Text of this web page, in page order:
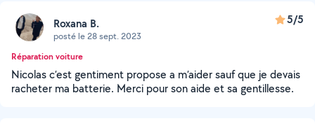
Roxana B.
posté le 28 sept. 2023
5/5
Réparation voiture
Nicolas c’est gentiment propose a m’aider sauf que je devais
racheter ma batterie. Merci pour son aide et sa gentillesse.